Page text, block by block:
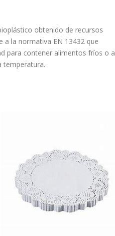
obtenido de recursos
a la normativa EN 13432 que
para contener alimentos fríos o a
temperatura.